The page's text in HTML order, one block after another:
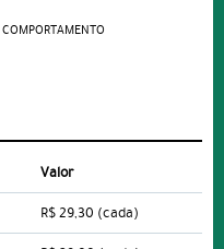
COMPORTAMENTO
Valor
R$ 29,30 (cada)